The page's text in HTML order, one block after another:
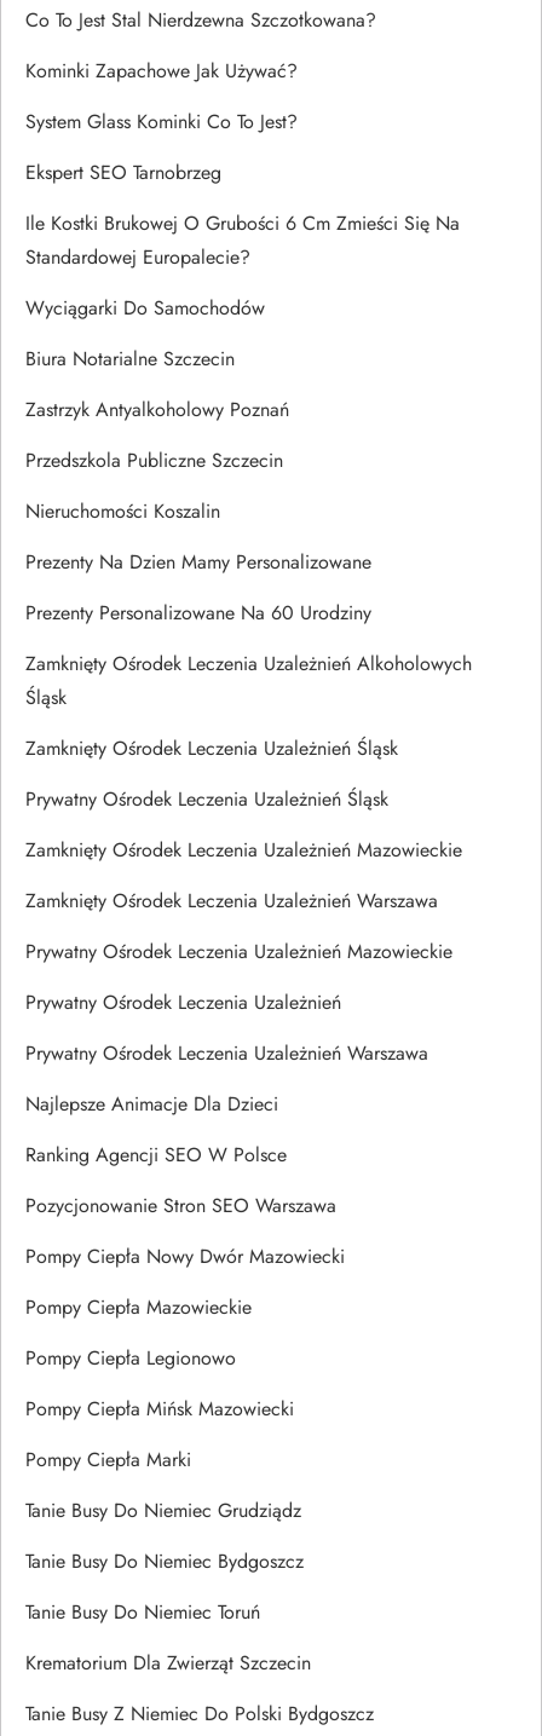
Co To Jest Stal Nierdzewna Szczotkowana?
Kominki Zapachowe Jak Używać?
System Glass Kominki Co To Jest?
Ekspert SEO Tarnobrzeg
Ile Kostki Brukowej O Grubości 6 Cm Zmieści Się Na
Standardowej Europalecie?
Wyciągarki Do Samochodów
Biura Notarialne Szczecin
Zastrzyk Antyalkoholowy Poznań
Przedszkola Publiczne Szczecin
Nieruchomości Koszalin
Prezenty Na Dzien Mamy Personalizowane
Prezenty Personalizowane Na 60 Urodziny
Zamknięty Ośrodek Leczenia Uzależnień Alkoholowych
Śląsk
Zamknięty Ośrodek Leczenia Uzależnień Śląsk
Prywatny Ośrodek Leczenia Uzależnień Śląsk
Zamknięty Ośrodek Leczenia Uzależnień Mazowieckie
Zamknięty Ośrodek Leczenia Uzależnień Warszawa
Prywatny Ośrodek Leczenia Uzależnień Mazowieckie
Prywatny Ośrodek Leczenia Uzależnień
Prywatny Ośrodek Leczenia Uzależnień Warszawa
Najlepsze Animacje Dla Dzieci
Ranking Agencji SEO W Polsce
Pozycjonowanie Stron SEO Warszawa
Pompy Ciepła Nowy Dwór Mazowiecki
Pompy Ciepła Mazowieckie
Pompy Ciepła Legionowo
Pompy Ciepła Mińsk Mazowiecki
Pompy Ciepła Marki
Tanie Busy Do Niemiec Grudziądz
Tanie Busy Do Niemiec Bydgoszcz
Tanie Busy Do Niemiec Toruń
Krematorium Dla Zwierząt Szczecin
Tanie Busy Z Niemiec Do Polski Bydgoszcz